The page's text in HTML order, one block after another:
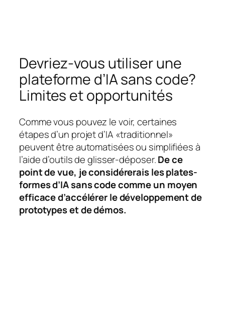
Devriez-vous utiliser une
plateforme d’IA sans code?
Limites et opportunités
Comme vous pouvez le voir, certaines
étapes d’un projet d’IA «traditionnel»
peuvent être automatisées ou simplifiées à
l’aide d’outils de glisser-déposer.De ce
point de vue, je considérerais les plates-
formes d’IA sans code comme un moyen
efficace d’accélérer le développement de
prototypes et de démos.